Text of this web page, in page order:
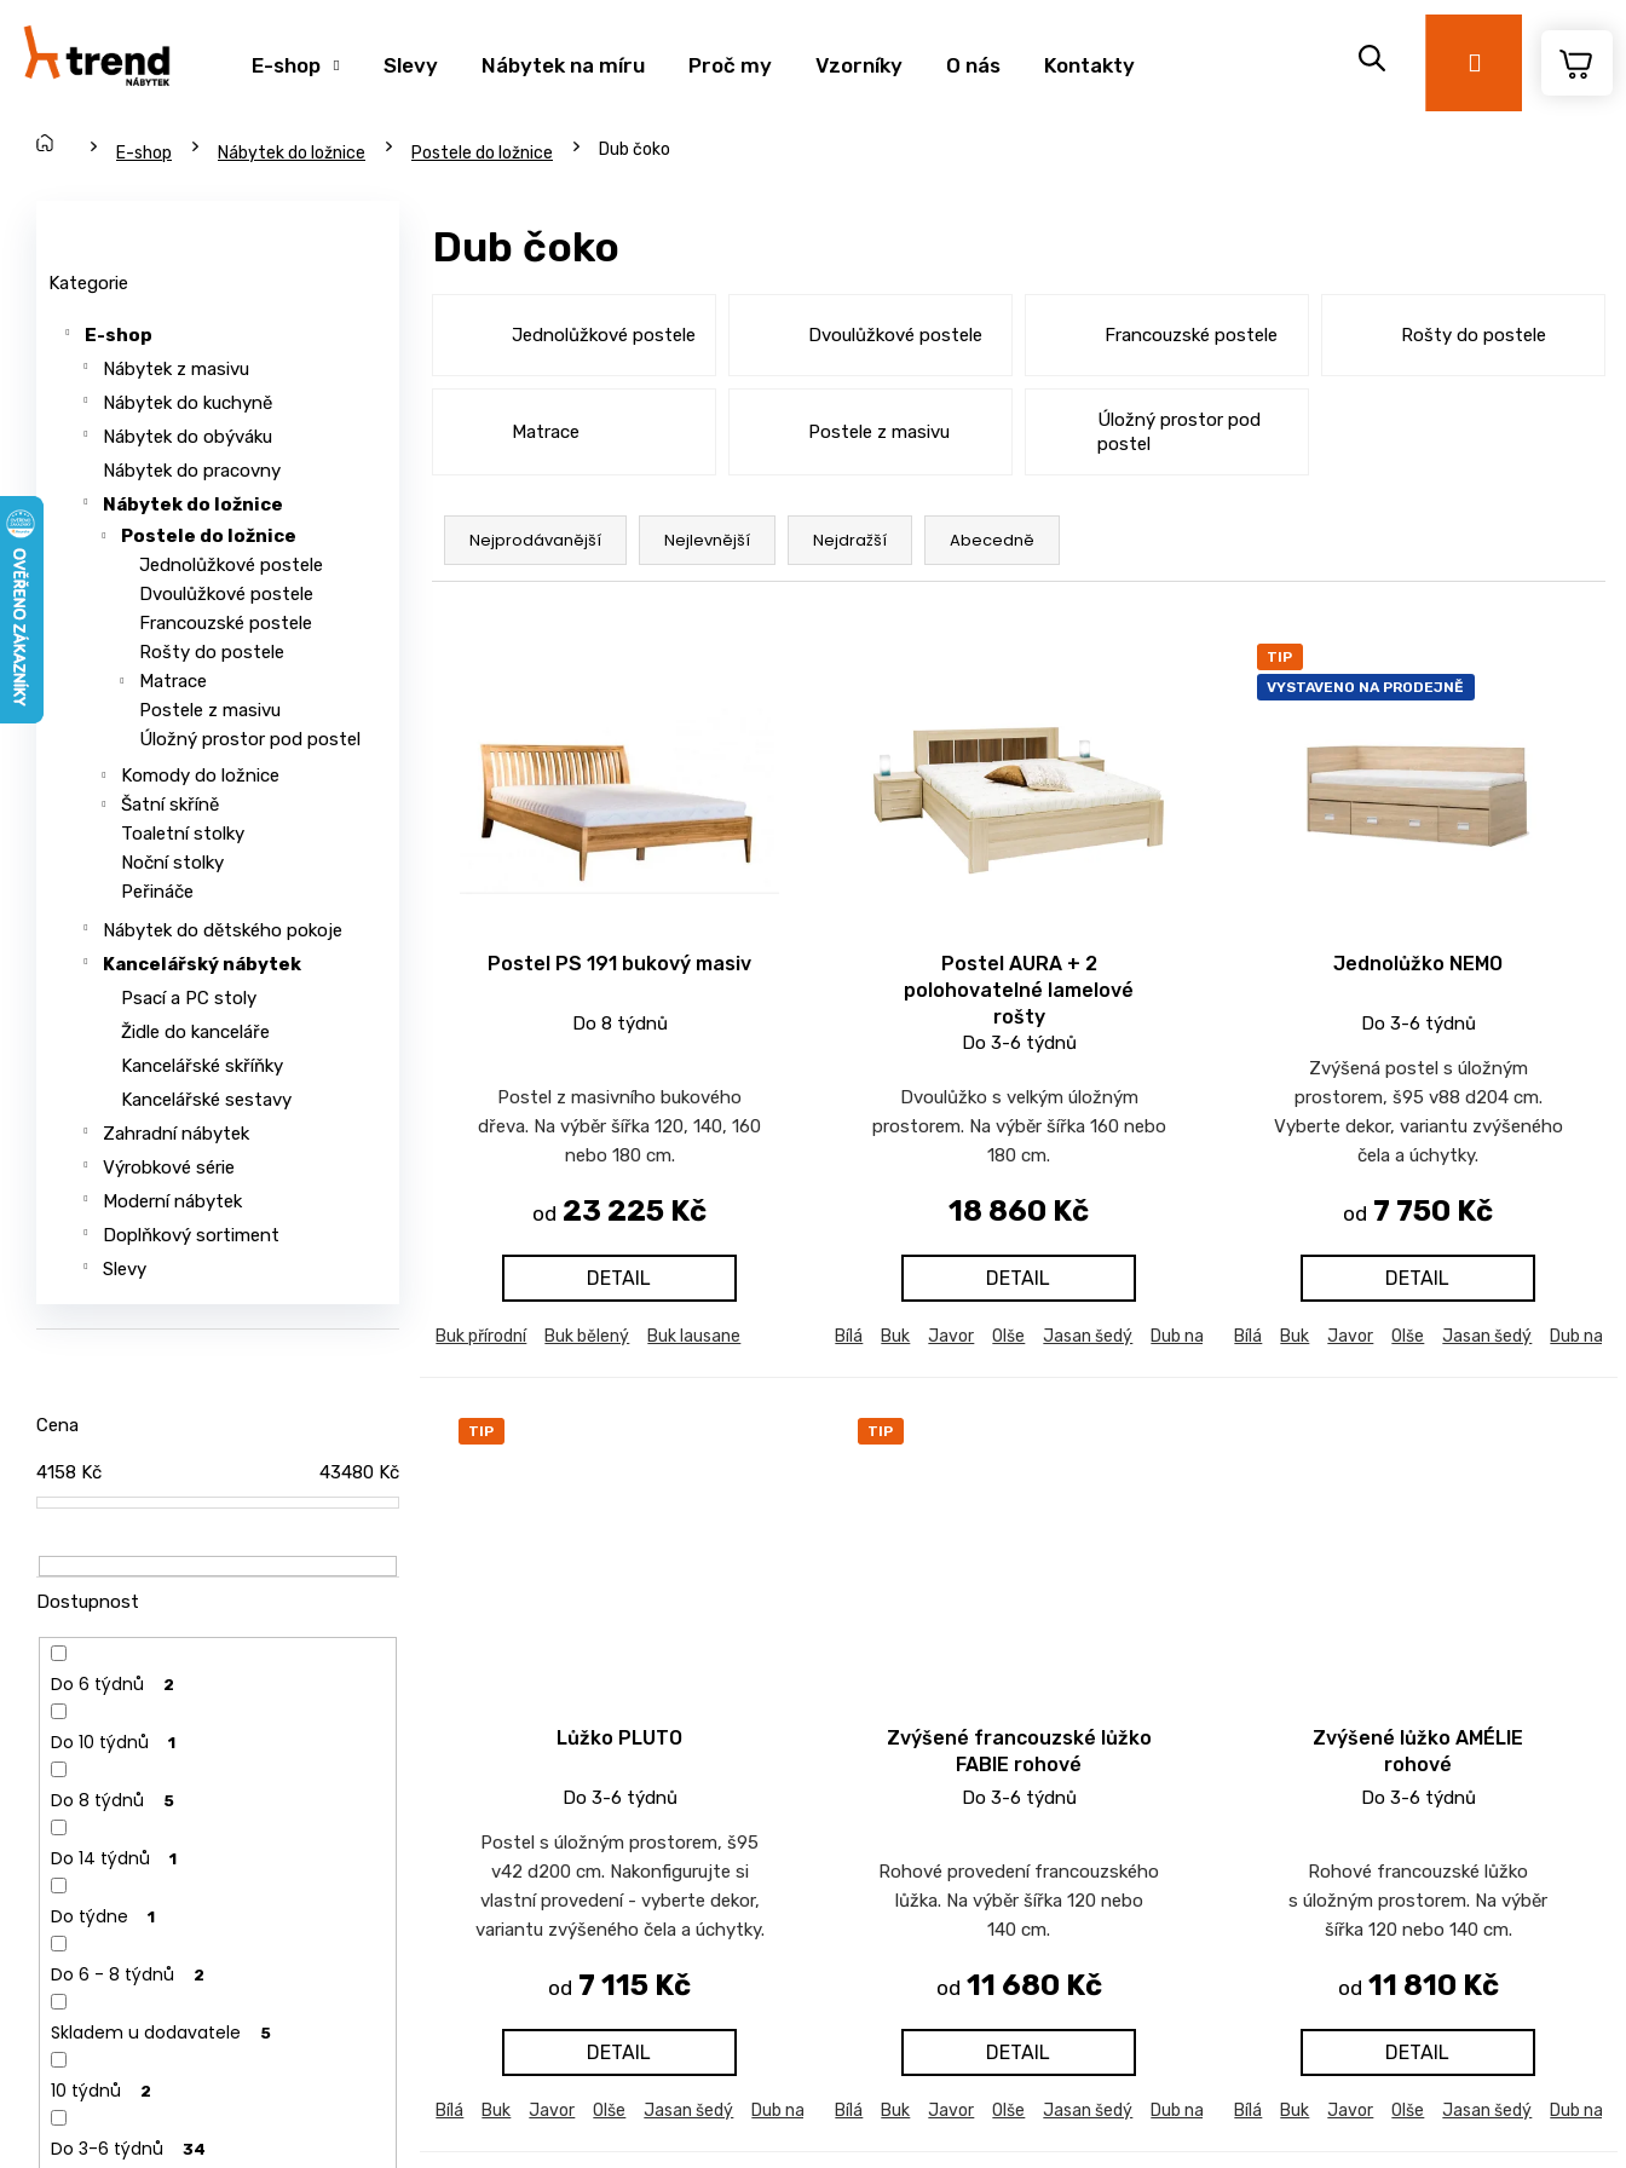
obsah
E-shop Slevy Nábytek na míru Proč my Vzorníky O nás Kontakty
Domů E-shop Nábytek do ložnice Postele do ložnice Dub čoko
a
n
e
l
Kategorie
E-shop
Nábytek z masivu
Nábytek do kuchyně
Nábytek do obýváku
Nábytek do pracovny
Nábytek do ložnice
Postele do ložnice
Jednolůžkové postele
Dvoulůžkové postele
Francouzské postele
Rošty do postele
Matrace
Postele z masivu
Úložný prostor pod postel
Komody do ložnice
Šatní skříně
Toaletní stolky
Noční stolky
Peřináče
Nábytek do dětského pokoje
Kancelářský nábytek
Psací a PC stoly
Židle do kanceláře
Kancelářské skříňky
Kancelářské sestavy
Zahradní nábytek
Výrobkové série
Moderní nábytek
Doplňkový sortiment
Slevy
Cena
4158 Kč 43480 Kč
Dostupnost
Do 6 týdnů 2
Do 10 týdnů 1
Do 8 týdnů 5
Do 14 týdnů 1
Do týdne 1
Do 6 - 8 týdnů 2
Skladem u dodavatele 5
10 týdnů 2
Do 3-6 týdnů 34
Dub čoko
Jednolůžkové postele Dvoulůžkové postele Francouzské postele Rošty do postele
Matrace Postele z masivu
Úložný prostor pod
postel
Ř
z
Nejprodávanější Nejlevnější Nejdražší Abecedně
Postel PS 191 bukový masiv
Do 8 týdnů
od 23 225 Kč
DETAIL
Postel z masivního bukového
dřeva. Na výběr šířka 120, 140, 160
nebo 180 cm.
Buk přírodní Buk bělený Buk lausane
Postel AURA + 2
polohovatelné lamelové
rošty
Do 3-6 týdnů
18 860 Kč
DETAIL
Dvoulůžko s velkým úložným
prostorem. Na výběr šířka 160 nebo
180 cm.
Bílá Buk Javor Olše Jasan šedý Dub natur (dub sonoma) Dub bělený Dub harmony Dub
TIP
VYSTAVENO NA PRODEJNĚ
Jednolůžko NEMO
Do 3-6 týdnů
od 7 750 Kč
DETAIL
Zvýšená postel s úložným
prostorem, š95 v88 d204 cm.
Vyberte dekor, variantu zvýšeného
čela a úchytky.
Bílá Buk Javor Olše Jasan šedý Dub
TIP
Lůžko PLUTO
Do 3-6 týdnů
od 7 115 Kč
DETAIL
Postel s úložným prostorem, š95
v42 d200 cm. Nakonfigurujte si
vlastní provedení - vyberte dekor,
variantu zvýšeného čela a úchytky.
Bílá Buk Javor Olše Jasan šedý Dub natur (dub sonoma) Dub bělený Dub harmony Dub kansas Dub sametový Modřín latte Akácie
TIP
Zvýšené francouzské lůžko
FABIE rohové
Do 3-6 týdnů
od 11 680 Kč
DETAIL
Rohové provedení francouzského
lůžka. Na výběr šířka 120 nebo
140 cm.
Bílá Buk Javor Olše Jasan šedý Dub natur (dub sonoma) Dub bělený Dub harmony Dub
Zvýšené lůžko AMÉLIE
rohové
Do 3-6 týdnů
od 11 810 Kč
DETAIL
Rohové francouzské lůžko
s úložným prostorem. Na výběr
šířka 120 nebo 140 cm.
Bílá Buk Javor Olše Jasan šedý Dub
Zpět
obchodu
Zpět
obchodu
C
t
e
n
a
j
í
t
?
HLEDAT
Kč
TV
CREATIV
28
070